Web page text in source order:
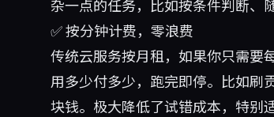
杂一点的任务，比如按条件判断、
✅ 按分钟计费，零浪费
传统云服务按月租，如果你只需要
用多少付多少，跑完即停。比如刷
块钱。极大降低了试错成本，特别